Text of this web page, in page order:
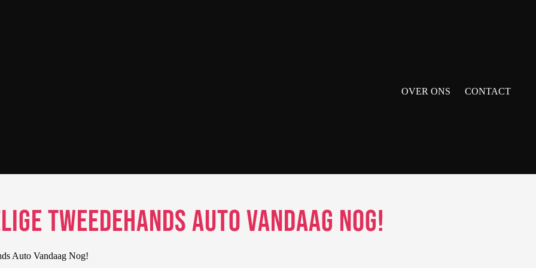
OVER ONS CONTACT
Tweedehands Auto Vandaag Nog!
Auto Vandaag Nog!